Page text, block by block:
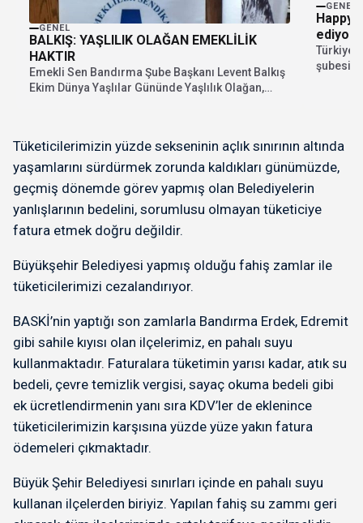
GENEL
BALKIŞ: YAŞLILIK OLAĞAN EMEKLİLİK
HAKTIR
Emekli Sen Bandırma Şube Başkanı Levent Balkış
Ekim Dünya Yaşlılar Gününde Yaşlılık Olağan,
GENEL
Happy
ediyor
Türkiye
şubesini
Tüketicilerimizin yüzde sekseninin açlık sınırının altında
yaşamlarını sürdürmek zorunda kaldıkları günümüzde,
geçmiş dönemde görev yapmış olan Belediyelerin
yanlışlarının bedelini, sorumlusu olmayan tüketiciye
fatura etmek doğru değildir.
Büyükşehir Belediyesi yapmış olduğu fahiş zamlar ile
tüketicilerimizi cezalandırıyor.
BASKİ’nin yaptığı son zamlarla Bandırma Erdek, Edremit
gibi sahile kıyısı olan ilçelerimiz, en pahalı suyu
kullanmaktadır. Faturalara tüketimin yarısı kadar, atık su
bedeli, çevre temizlik vergisi, sayaç okuma bedeli gibi
ek ücretlendirmenin yanı sıra KDV’ler de eklenince
tüketicilerimizin karşısına yüzde yüze yakın fatura
ödemeleri çıkmaktadır.
Büyük Şehir Belediyesi sınırları içinde en pahalı suyu
kullanan ilçelerden biriyiz. Yapılan fahiş su zammı geri